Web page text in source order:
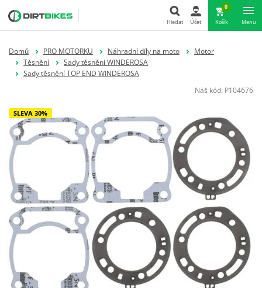
Hledat Účet
0
Košík Menu
Domů PRO MOTORKU Náhradní díly na moto
Motor
Těsnění
Sady těsnění WINDEROSA
Sady těsnění TOP END WINDEROSA
Náš kód: P104676
SLEVA 30%